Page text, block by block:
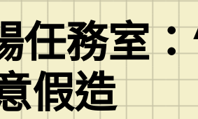
任務室
假造